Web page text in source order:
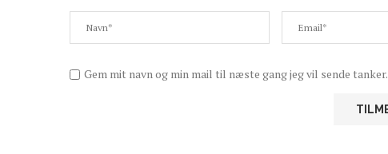
Gem mit navn og min mail til næste gang jeg vil sende tanker.